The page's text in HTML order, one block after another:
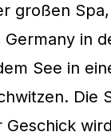
großen
Germany in
See in
Die
Geschick